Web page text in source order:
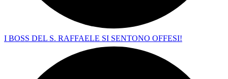
I BOSS DEL S. RAFFAELE SI SENTONO OFFESI!